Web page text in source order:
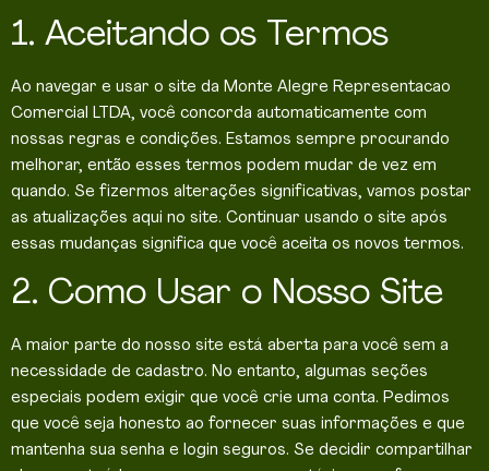
1. Aceitando os Termos
Ao navegar e usar o site da Monte Alegre Representacao
Comercial LTDA, você concorda automaticamente com
nossas regras e condições. Estamos sempre procurando
melhorar, então esses termos podem mudar de vez em
quando. Se fizermos alterações significativas, vamos postar
as atualizações aqui no site. Continuar usando o site após
essas mudanças significa que você aceita os novos termos.
2. Como Usar o Nosso Site
A maior parte do nosso site está aberta para você sem a
necessidade de cadastro. No entanto, algumas seções
especiais podem exigir que você crie uma conta. Pedimos
que você seja honesto ao fornecer suas informações e que
mantenha sua senha e login seguros. Se decidir compartilhar